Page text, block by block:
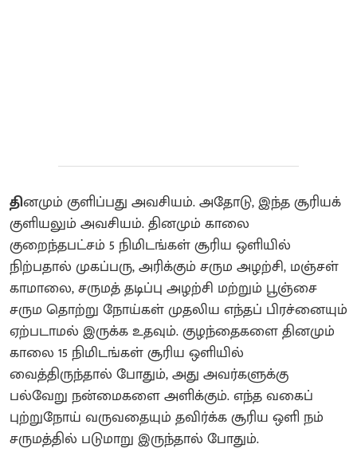
தினமும் குளிப்பது அவசியம். அதோடு, இந்த சூரியக்
குளியலும் அவசியம். தினமும் காலை
குறைந்தபட்சம் 5 நிமிடங்கள் சூரிய ஒளியில்
நிற்பதால் முகப்பரு, அரிக்கும் சரும அழற்சி, மஞ்சள்
காமாலை, சருமத் தடிப்பு அழற்சி மற்றும் பூஞ்சை
சரும தொற்று நோய்கள் முதலிய எந்தப் பிரச்னையும்
ஏற்படாமல் இருக்க உதவும். குழந்தைகளை தினமும்
காலை 15 நிமிடங்கள் சூரிய ஒளியில்
வைத்திருந்தால் போதும், அது அவர்களுக்கு
பல்வேறு நன்மைகளை அளிக்கும். எந்த வகைப்
புற்றுநோய் வருவதையும் தவிர்க்க சூரிய ஒளி நம்
சருமத்தில் படுமாறு இருந்தால் போதும்.